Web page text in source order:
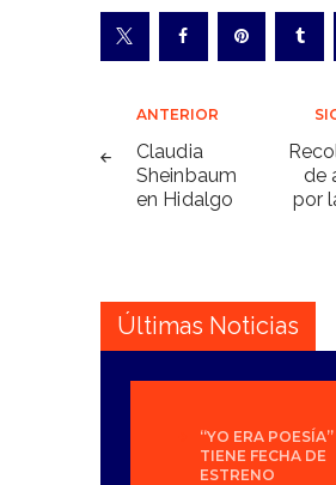
Navegación
de
entradas
ANTERIOR
Claudia
Sheinbaum
en Hidalgo
de
por
Últimas Noticias
“YO ERA POESÍA”
TIENE FECHA DE
ESTRENO